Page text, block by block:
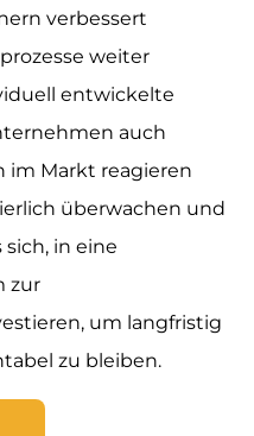
verbessert
weiter
entwickelte
auch
im Markt reagieren
überwachen und
in eine
zur
um langfristig
zu bleiben.